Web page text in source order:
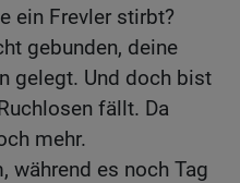
ein Frevler stirbt?
gebunden, deine
gelegt. Und doch bist
fällt. Da
mehr.
während es noch Tag